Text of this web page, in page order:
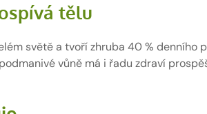
tělu
světě a tvoří zhruba 40 % denního
vůně má i řadu zdraví